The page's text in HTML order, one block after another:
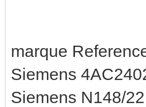
marque
Siemens
Siemens N148/